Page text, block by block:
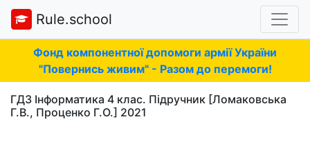
Rule.school
Фонд компонентної допомоги армії України
"Повернись живим" - Разом до перемоги!
ГДЗ Інформатика 4 клас. Підручник [Ломаковська
Г.В., Проценко Г.О.] 2021